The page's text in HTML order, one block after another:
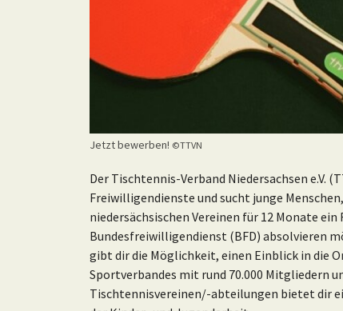
Jetzt bewerben! ©TTVN
Der Tischtennis-Verband Niedersachsen e.V.
Freiwilligendienste und sucht junge
niedersächsischen Vereinen für 12 Monate
Bundesfreiwilligendienst (BFD) absolvieren
gibt dir die Möglichkeit, einen Einblick in die
Sportverbandes mit rund 70.000 Mitgliedern
Tischtennisvereinen/-abteilungen bietet dir